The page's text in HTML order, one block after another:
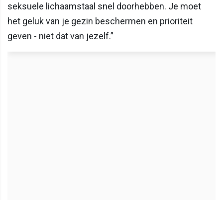
seksuele lichaamstaal snel doorhebben. Je moet
het geluk van je gezin beschermen en prioriteit
geven - niet dat van jezelf.”